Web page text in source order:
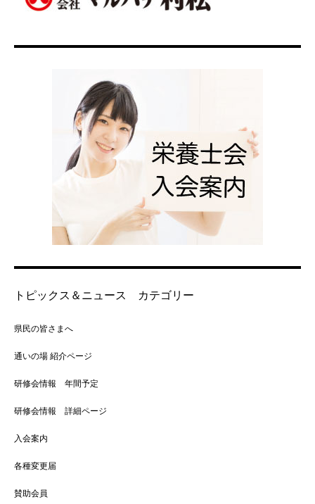
トピックス＆ニュース カテゴリー
県民の皆さまへ
通いの場 紹介ページ
研修会情報 年間予定
研修会情報 詳細ページ
入会案内
各種変更届
賛助会員